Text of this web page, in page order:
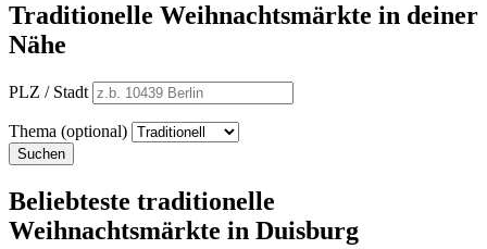
Traditionelle Weihnachtsmärkte in deiner
Nähe
PLZ / Stadt
Thema (optional)
Suchen
Beliebteste traditionelle
Weihnachtsmärkte in Duisburg